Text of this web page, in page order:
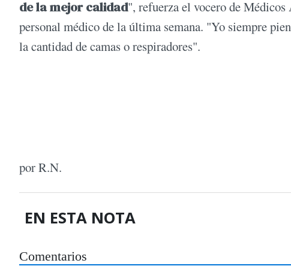
de la mejor calidad", refuerza el vocero de Médicos
personal médico de la última semana. "Yo siempre
la cantidad de camas o respiradores".
por R.N.
EN ESTA NOTA
Comentarios